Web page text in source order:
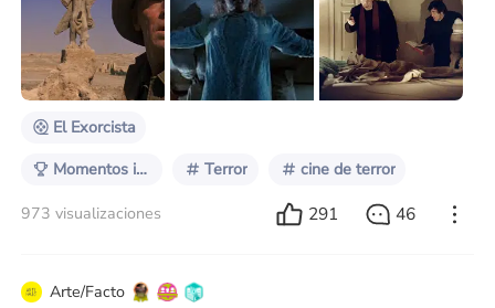
corriendo del auditorio por miedo a que el tren
atravesara la pantalla; pasando por los famosos
monstruos de la Universal, representado en películas
como Drácula (Tod Browning, 1931), Frankenstein
El Exorcista
Momentos icónicos del cine Terror cine de terror
973 visualizaciones 291 46
Arte/Facto